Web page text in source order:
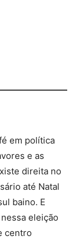
em política
e as
direita no
até Natal
baino. E
eleição
centro